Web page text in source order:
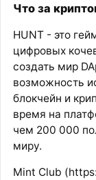
Что за
HUNT - это
цифровых
создать мир
возможность
блокчейн и
время на
чем 200 000
миру.
Mint Club